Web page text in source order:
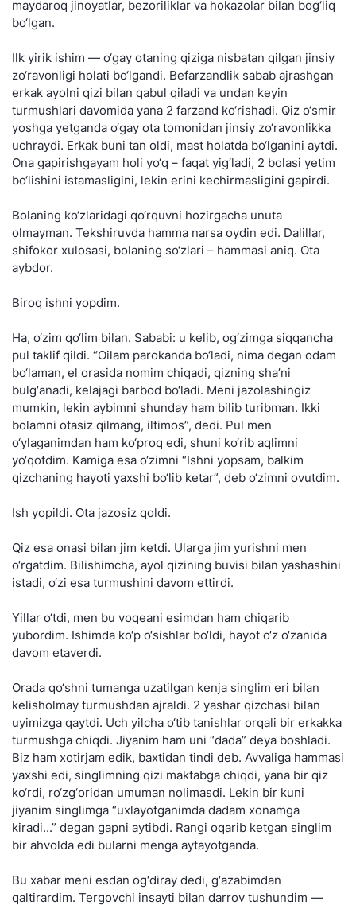
maydaroq jinoyatlar, bezoriliklar va hokazolar bilan bog‘liq
bo‘lgan.
Ilk yirik ishim — o‘gay otaning qiziga nisbatan qilgan jinsiy
zo‘ravonligi holati bo‘lgandi. Befarzandlik sabab ajrashgan
erkak ayolni qizi bilan qabul qiladi va undan keyin
turmushlari davomida yana 2 farzand ko‘rishadi. Qiz o‘smir
yoshga yetganda o‘gay ota tomonidan jinsiy zo‘ravonlikka
uchraydi. Erkak buni tan oldi, mast holatda bo‘lganini aytdi.
Ona gapirishgayam holi yo‘q – faqat yig‘ladi, 2 bolasi yetim
bo‘lishini istamasligini, lekin erini kechirmasligini gapirdi.
Bolaning ko‘zlaridagi qo‘rquvni hozirgacha unuta
olmayman. Tekshiruvda hamma narsa oydin edi. Dalillar,
shifokor xulosasi, bolaning so‘zlari – hammasi aniq. Ota
aybdor.
Biroq ishni yopdim.
Ha, o‘zim qo‘lim bilan. Sababi: u kelib, og‘zimga siqqancha
pul taklif qildi. “Oilam parokanda bo‘ladi, nima degan odam
bo‘laman, el orasida nomim chiqadi, qizning sha’ni
bulg‘anadi, kelajagi barbod bo‘ladi. Meni jazolashingiz
mumkin, lekin aybimni shunday ham bilib turibman. Ikki
bolamni otasiz qilmang, iltimos”, dedi. Pul men
o‘ylaganimdan ham ko‘proq edi, shuni ko‘rib aqlimni
yo‘qotdim. Kamiga esa o‘zimni “Ishni yopsam, balkim
qizchaning hayoti yaxshi bo‘lib ketar”, deb o‘zimni ovutdim.
Ish yopildi. Ota jazosiz qoldi.
Qiz esa onasi bilan jim ketdi. Ularga jim yurishni men
o‘rgatdim. Bilishimcha, ayol qizining buvisi bilan yashashini
istadi, o‘zi esa turmushini davom ettirdi.
Yillar o‘tdi, men bu voqeani esimdan ham chiqarib
yubordim. Ishimda ko‘p o‘sishlar bo‘ldi, hayot o‘z o‘zanida
davom etaverdi.
Orada qo‘shni tumanga uzatilgan kenja singlim eri bilan
kelisholmay turmushdan ajraldi. 2 yashar qizchasi bilan
uyimizga qaytdi. Uch yilcha o‘tib tanishlar orqali bir erkakka
turmushga chiqdi. Jiyanim ham uni “dada” deya boshladi.
Biz ham xotirjam edik, baxtidan tindi deb. Avvaliga hammasi
yaxshi edi, singlimning qizi maktabga chiqdi, yana bir qiz
ko‘rdi, ro‘zg‘oridan umuman nolimasdi. Lekin bir kuni
jiyanim singlimga “uxlayotganimda dadam xonamga
kiradi...” degan gapni aytibdi. Rangi oqarib ketgan singlim
bir ahvolda edi bularni menga aytayotganda.
Bu xabar meni esdan og‘diray dedi, g‘azabimdan
qaltirardim. Tergovchi insayti bilan darrov tushundim —